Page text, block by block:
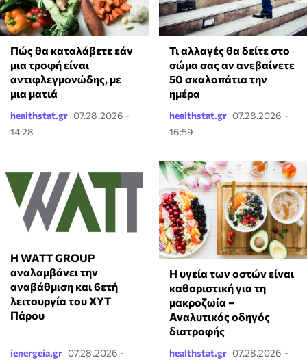
Πώς θα καταλάβετε εάν
μια τροφή είναι
αντιφλεγμονώδης, με
μια ματιά
healthstat.gr 07.28.2026 -
14:28
Τι αλλαγές θα δείτε στο
σώμα σας αν ανεβαίνετε
50 σκαλοπάτια την
ημέρα
healthstat.gr 07.28.2026 -
16:59
Η WATT GROUP
αναλαμβάνει την
αναβάθμιση και 6ετή
λειτουργία του ΧΥΤ
Πάρου
ienergeia.gr 07.28.2026 -
Η υγεία των οστών είναι
καθοριστική για τη
μακροζωία –
Αναλυτικός οδηγός
διατροφής
healthstat.gr 07.28.2026 -